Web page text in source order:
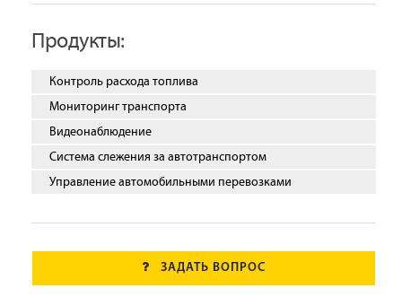
Продукты:
Контроль расхода топлива
Мониторинг транспорта
Видеонаблюдение
Система слежения за автотранспортом
Управление автомобильными перевозками
ЗАДАТЬ ВОПРОС